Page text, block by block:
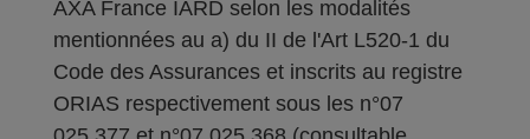
AXA France IARD selon les modalités
mentionnées au a) du II de l'Art L520-1 du
Code des Assurances et inscrits au registre
ORIAS respectivement sous les n°07